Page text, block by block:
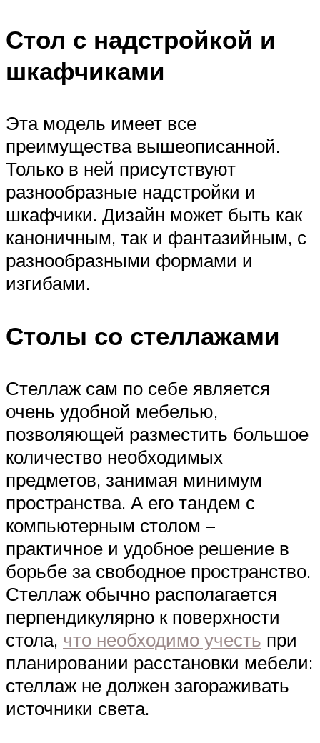
Стол с надстройкой и
шкафчиками
Эта модель имеет все
преимущества вышеописанной.
Только в ней присутствуют
разнообразные надстройки и
шкафчики. Дизайн может быть как
каноничным, так и фантазийным, с
разнообразными формами и
изгибами.
Столы со стеллажами
Стеллаж сам по себе является
очень удобной мебелью,
позволяющей разместить большое
количество необходимых
предметов, занимая минимум
пространства. А его тандем с
компьютерным столом –
практичное и удобное решение в
борьбе за свободное пространство.
Стеллаж обычно располагается
перпендикулярно к поверхности
стола, что необходимо учесть при
планировании расстановки мебели:
стеллаж не должен загораживать
источники света.